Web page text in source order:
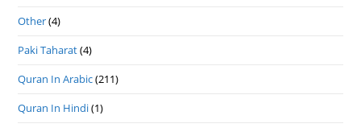
Other(4)
Paki Taharat(4)
Quran In Arabic(211)
Quran In Hindi(1)